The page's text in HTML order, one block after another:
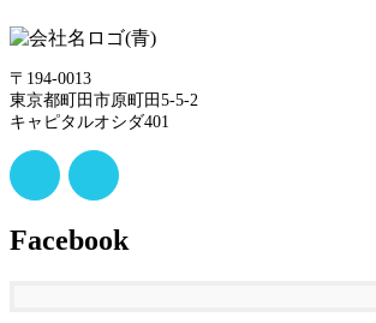
〒194-0013
東京都町田市原町田5-5-2
キャピタルオシダ401
Facebook